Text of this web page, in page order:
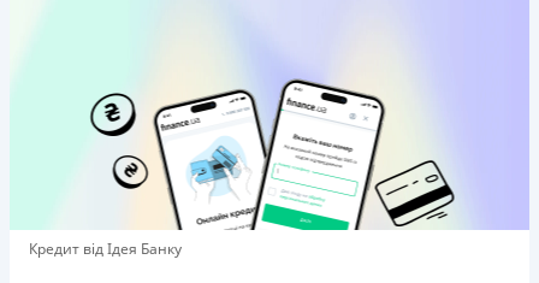
Бронзовий призер FinAwards 2026 «Найкраща програма
лояльності»
Перший займ
вiд 0,01%/день до 30 000 ₴
Повторний займ
Кредит від Ідея Банку